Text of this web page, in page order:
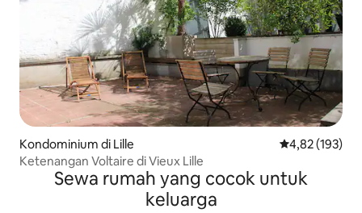
Kondominium di Lille Nilai rata-rata
4,82 (193)
Ketenangan Voltaire di Vieux Lille
Sewa rumah yang cocok untuk
keluarga